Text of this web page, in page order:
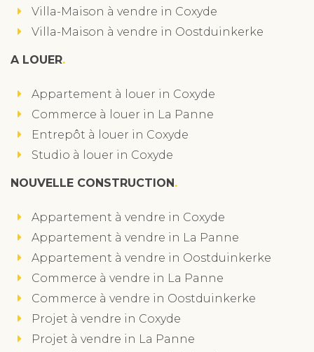
Villa-Maison à vendre in Coxyde
Villa-Maison à vendre in Oostduinkerke
A LOUER
Appartement à louer in Coxyde
Commerce à louer in La Panne
Entrepôt à louer in Coxyde
Studio à louer in Coxyde
NOUVELLE CONSTRUCTION
Appartement à vendre in Coxyde
Appartement à vendre in La Panne
Appartement à vendre in Oostduinkerke
Commerce à vendre in La Panne
Commerce à vendre in Oostduinkerke
Projet à vendre in Coxyde
Projet à vendre in La Panne